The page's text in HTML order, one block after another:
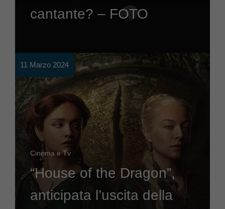
cantante? – FOTO
11 Marzo 2024
Cinema e Tv
“House of the Dragon”,
anticipata l’uscita della